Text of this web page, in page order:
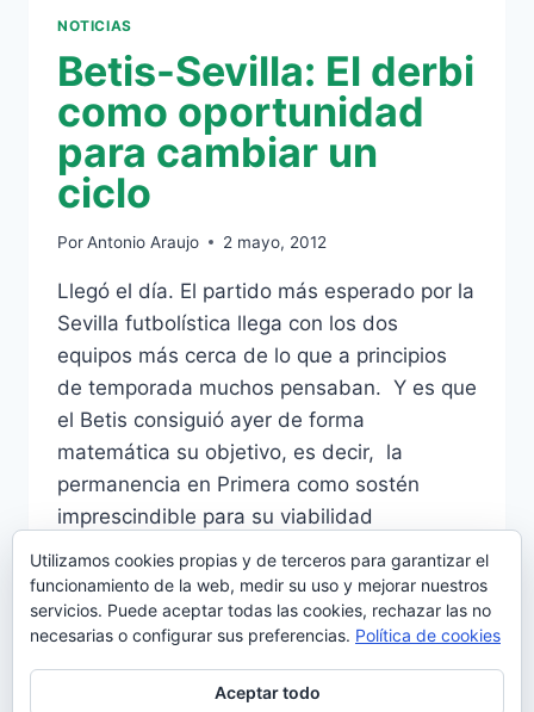
NOTICIAS
Betis-Sevilla: El derbi
como oportunidad
para cambiar un
ciclo
PorAntonio Araujo 2 mayo, 2012
Llegó el día. El partido más esperado por la
Sevilla futbolística llega con los dos
equipos más cerca de lo que a principios
de temporada muchos pensaban. Y es que
el Betis consiguió ayer de forma
matemática su objetivo, es decir, la
permanencia en Primera como sostén
imprescindible para su viabilidad
económica, mientras que el…
LEER MÁS BETIS-
SEVILLA:
EL
DERBI
Utilizamos cookies propias y de terceros para garantizar el
funcionamiento de la web, medir su uso y mejorar nuestros
servicios. Puede aceptar todas las cookies, rechazar las no
necesarias o configurar sus preferencias. Política de cookies
Aceptar todo